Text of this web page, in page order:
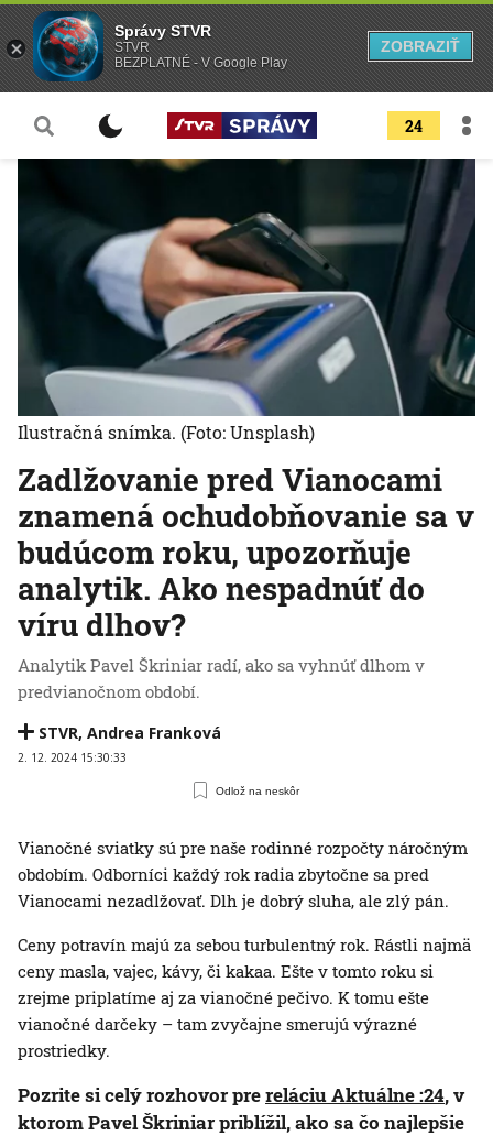
24
Zadlžovanie pred Vianocami
znamená ochudobňovanie sa v
budúcom roku, upozorňuje
analytik. Ako nespadnúť do
víru dlhov?
Analytik Pavel Škriniar radí, ako sa vyhnúť dlhom v
predvianočnom období.
STVR, Andrea Franková
2. 12. 2024 15:30:33
Odlož na neskôr
Ilustračná snímka. (Foto: Unsplash)
Vianočné sviatky sú pre naše rodinné rozpočty náročným
obdobím. Odborníci každý rok radia zbytočne sa pred
Vianocami nezadlžovať. Dlh je dobrý sluha, ale zlý pán.
Ceny potravín majú za sebou turbulentný rok. Rástli najmä
ceny masla, vajec, kávy, či kakaa. Ešte v tomto roku si
zrejme priplatíme aj za vianočné pečivo. K tomu ešte
vianočné darčeky – tam zvyčajne smerujú výrazné
prostriedky.
Pozrite si celý rozhovor prereláciu Aktuálne :24, v
ktorom Pavel Škriniar priblížil, ako sa čo najlepšie
Správy STVR
STVR
BEZPLATNÉ - V Google Play
ZOBRAZIŤ